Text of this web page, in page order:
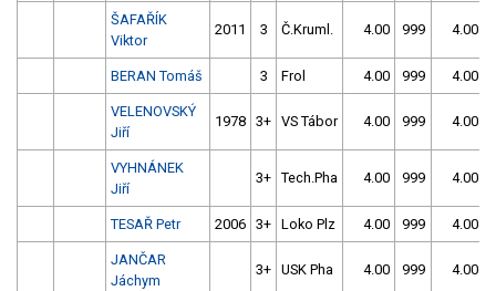
ŠAFAŘÍK
Viktor
2011 3 Č.Kruml. 4.00 999 4.00
BERAN Tomáš 3 Frol 4.00 999 4.00
VELENOVSKÝ
Jiří
1978 3+ VS Tábor 4.00 999 4.00
VYHNÁNEK
Jiří
3+ Tech.Pha 4.00 999 4.00
TESAŘ Petr 2006 3+ Loko Plz 4.00 999 4.00
JANČAR
Jáchym
3+ USK Pha 4.00 999 4.00